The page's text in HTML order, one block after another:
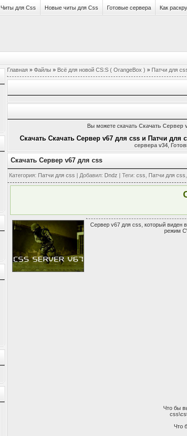
Читы для Css Новые читы для Css Готовые сервера Как
Главная » Файлы » Всё для новой CS:S ( OrangeBox ) » Патчи для
Вы можете скачать Скачать Сервер
Скачать Скачать Сервер v67 для css и Патчи для
сервера v34,
Скачать Сервер v67 для css
Категория: Патчи для css | Добавил: Dndz | Теги: css Патчи для css
Сервер v67 для css, который виден
режим
Что бы
Что